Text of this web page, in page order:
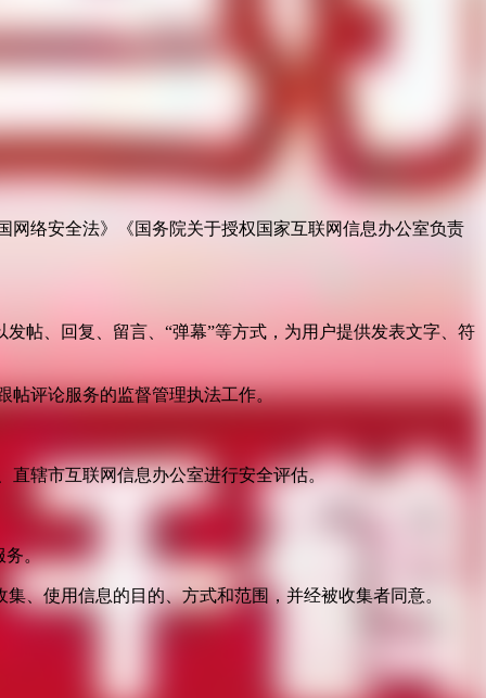
络安全法》《国务院关于授权国家互联网信息办公室负责
帖、回复、留言、“弹幕”等方式，为用户提供发表文字、符
帖评论服务的监督管理执法工作。
直辖市互联网信息办公室进行安全评估。
务。
、使用信息的目的、方式和范围，并经被收集者同意。